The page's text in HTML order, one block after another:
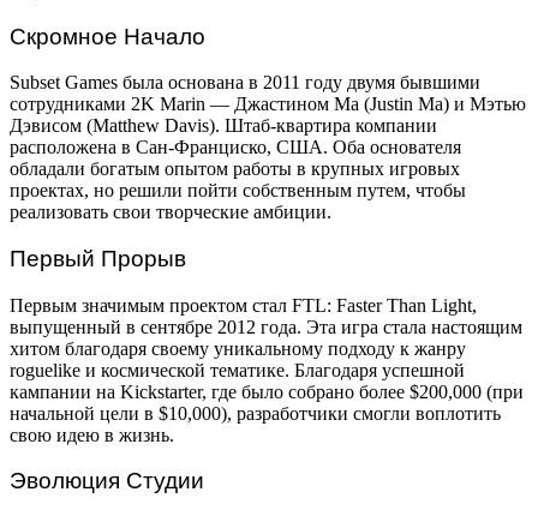
Скромное Начало
Subset Games была основана в 2011 году двумя бывшими
сотрудниками 2K Marin — Джастином Ма (Justin Ma) и Мэтью
Дэвисом (Matthew Davis). Штаб-квартира компании
расположена в Сан-Франциско, США. Оба основателя
обладали богатым опытом работы в крупных игровых
проектах, но решили пойти собственным путем, чтобы
реализовать свои творческие амбиции.
Первый Прорыв
Первым значимым проектом стал FTL: Faster Than Light,
выпущенный в сентябре 2012 года. Эта игра стала настоящим
хитом благодаря своему уникальному подходу к жанру
roguelike и космической тематике. Благодаря успешной
кампании на Kickstarter, где было собрано более $200,000 (при
начальной цели в $10,000), разработчики смогли воплотить
свою идею в жизнь.
Эволюция Студии